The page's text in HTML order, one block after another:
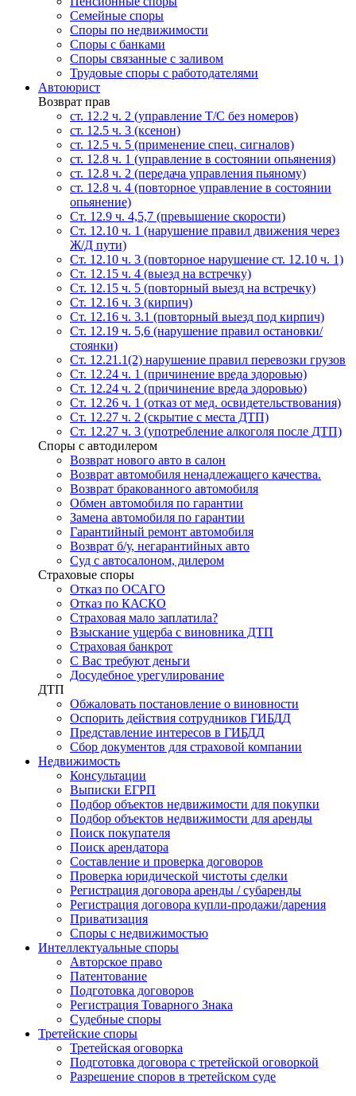
Семейные споры
Cпоры по недвижимости
Споры с банками
Споры связанные с заливом
Трудовые споры с работодателями
Автоюрист
Возврат прав
ст. 12.2 ч. 2 (управление Т/С без номеров)
ст. 12.5 ч. 3 (ксенон)
ст. 12.5 ч. 5 (применение спец. сигналов)
cт. 12.8 ч. 1 (управление в состоянии опьянения)
ст. 12.8 ч. 2 (передача управления пьяному)
ст. 12.8 ч. 4 (повторное управление в состоянии
опьянение)
Ст. 12.9 ч. 4,5,7 (превышение скорости)
Ст. 12.10 ч. 1 (нарушение правил движения через
Ж/Д пути)
Ст. 12.10 ч. 3 (повторное нарушение ст. 12.10 ч. 1)
Ст. 12.15 ч. 4 (выезд на встречку)
Ст. 12.15 ч. 5 (повторный выезд на встречку)
Ст. 12.16 ч. 3 (кирпич)
Ст. 12.16 ч. 3.1 (повторный выезд под кирпич)
Ст. 12.19 ч. 5,6 (нарушение правил остановки/
стоянки)
Ст. 12.21.1(2) нарушение правил перевозки грузов
Ст. 12.24 ч. 1 (причинение вреда здоровью)
Ст. 12.24 ч. 2 (причинение вреда здоровью)
Ст. 12.26 ч. 1 (отказ от мед. освидетельствования)
Ст. 12.27 ч. 2 (скрытие с места ДТП)
Ст. 12.27 ч. 3 (употребление алкоголя после ДТП)
Споры с автодилером
Возврат нового авто в салон
Возврат автомобиля ненадлежащего качества.
Возврат бракованного автомобиля
Обмен автомобиля по гарантии
Замена автомобиля по гарантии
Гарантийный ремонт автомобиля
Возврат б/у, негарантийных авто
Суд с автосалоном, дилером
Страховые споры
Отказ по ОСАГО
Отказ по КАСКО
Страховая мало заплатила?
Взыскание ущерба с виновника ДТП
Страховая банкрот
С Вас требуют деньги
Досудебное урегулирование
ДТП
Обжаловать постановление о виновности
Оспорить действия сотрудников ГИБДД
Представление интересов в ГИБДД
Сбор документов для страховой компании
Недвижимость
Консультации
Выписки ЕГРП
Подбор объектов недвижимости для покупки
Подбор объектов недвижимости для аренды
Поиск покупателя
Поиск арендатора
Составление и проверка договоров
Проверка юридической чистоты сделки
Регистрация договора аренды / субаренды
Регистрация договора купли-продажи/дарения
Приватизация
Cпоры с недвижимостью
Интеллектуальные споры
Авторское право
Патентование
Подготовка договоров
Регистрация Товарного Знака
Судебные споры
Третейские споры
Третейская оговорка
Подготовка договора с третейской оговоркой
Разрешение споров в третейском суде